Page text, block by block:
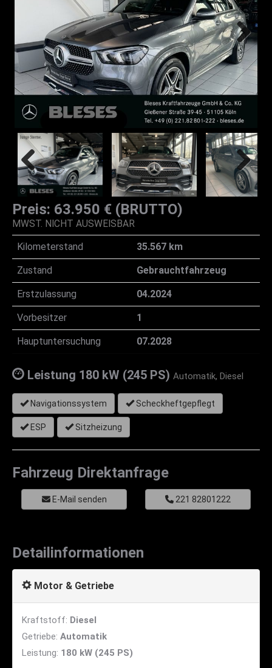
Preis: 63.950 € (BRUTTO)
MWST. NICHT AUSWEISBAR
Kilometerstand 35.567 km
Zustand Gebrauchtfahrzeug
Erstzulassung 04.2024
Vorbesitzer 1
Hauptuntersuchung 07.2028
Leistung 180 kW (245 PS) Automatik, Diesel
Navigationssystem Scheckheftgepflegt
ESP Sitzheizung
Fahrzeug Direktanfrage
E-Mail senden 221 82801222
Detailinformationen
Motor & Getriebe
Kraftstoff: Diesel
Getriebe: Automatik
Leistung: 180 kW (245 PS)